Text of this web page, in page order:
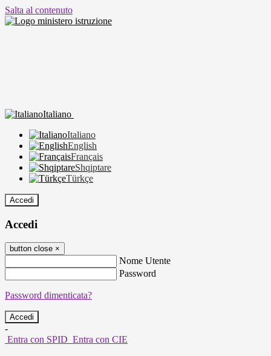
Salta al contenuto
Italiano
Italiano
English
Français
Shqiptare
Türkçe
Accedi
Accedi
button close ×
Nome Utente
Password
Password dimenticata?
-
Entra con SPID Entra con CIE